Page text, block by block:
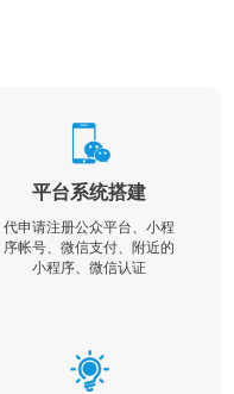
平台系统搭建
代申请注册公众平台、小程
序帐号、微信支付、附近的
小程序、微信认证